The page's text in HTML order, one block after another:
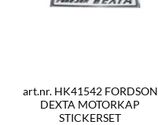
art.nr. HK41542 FORDSON
DEXTA MOTORKAP
STICKERSET